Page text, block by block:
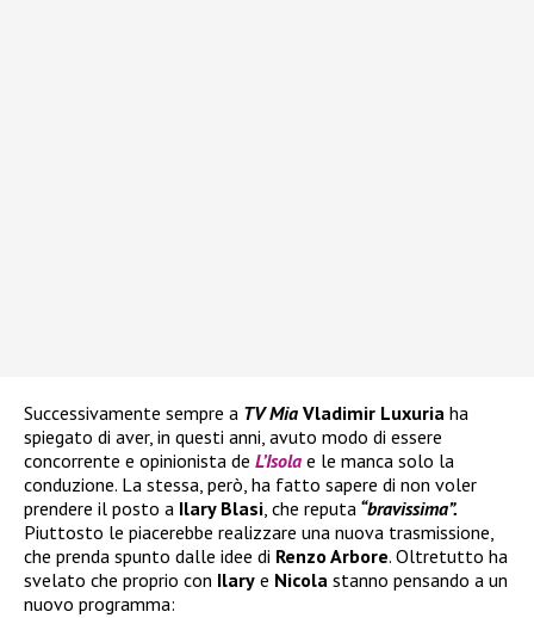
Successivamente sempre a TV Mia Vladimir Luxuria ha
spiegato di aver, in questi anni, avuto modo di essere
concorrente e opinionista de L’Isola e le manca solo la
conduzione. La stessa, però, ha fatto sapere di non voler
prendere il posto a Ilary Blasi, che reputa “bravissima”.
Piuttosto le piacerebbe realizzare una nuova trasmissione,
che prenda spunto dalle idee di Renzo Arbore. Oltretutto ha
svelato che proprio con Ilary e Nicola stanno pensando a un
nuovo programma: